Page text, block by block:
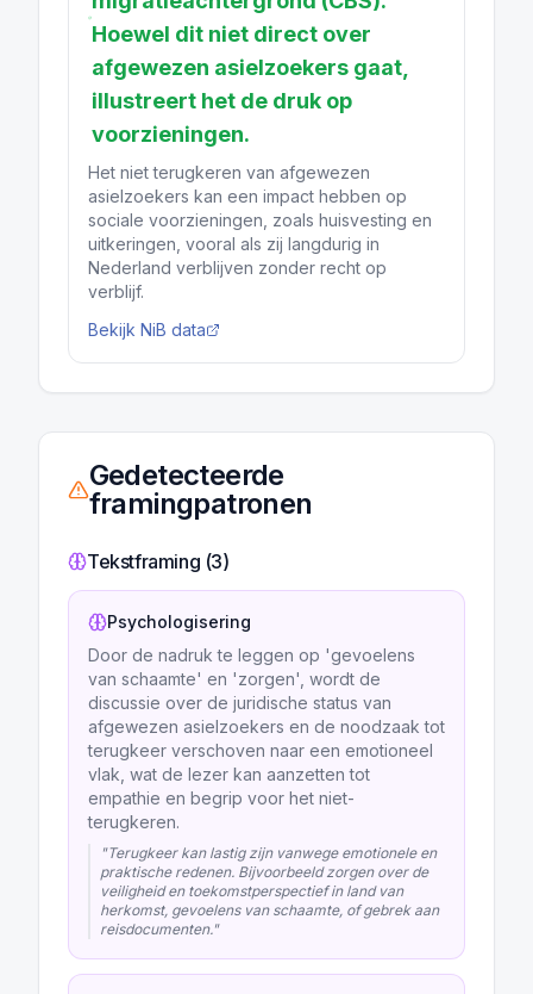
Hoewel dit niet direct over
afgewezen asielzoekers gaat,
illustreert het de druk op
voorzieningen.
Het niet terugkeren van afgewezen
asielzoekers kan een impact hebben op
sociale voorzieningen, zoals huisvesting en
uitkeringen, vooral als zij langdurig in
Nederland verblijven zonder recht op
verblijf.
Bekijk NiB data
Gedetecteerde
framingpatronen
Tekstframing (3)
Psychologisering
Door de nadruk te leggen op 'gevoelens
van schaamte' en 'zorgen', wordt de
discussie over de juridische status van
afgewezen asielzoekers en de noodzaak tot
terugkeer verschoven naar een emotioneel
vlak, wat de lezer kan aanzetten tot
empathie en begrip voor het niet-
terugkeren.
"Terugkeer kan lastig zijn vanwege emotionele en
praktische redenen. Bijvoorbeeld zorgen over de
veiligheid en toekomstperspectief in land van
herkomst, gevoelens van schaamte, of gebrek aan
reisdocumenten."